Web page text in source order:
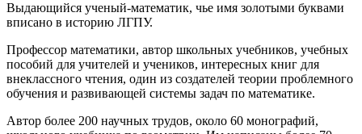
Выдающийся ученый-математик, чье имя золотыми буквами
вписано в историю ЛГПУ.
Профессор математики, автор школьных учебников, учебных
пособий для учителей и учеников, интересных книг для
внеклассного чтения, один из создателей теории проблемного
обучения и развивающей системы задач по математике.
Автор более 200 научных трудов, около 60 монографий,